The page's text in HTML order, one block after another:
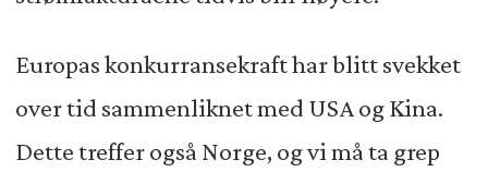
Europas konkurransekraft har blitt svekket
over tid sammenliknet med USA og Kina.
Dette treffer også Norge, og vi må ta grep